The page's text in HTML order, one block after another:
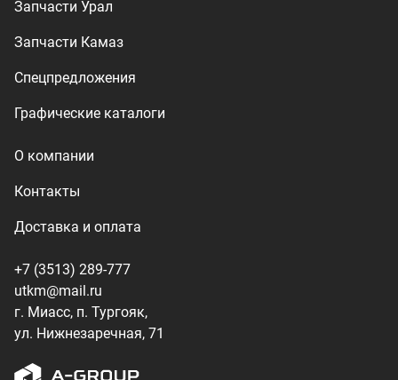
utkm@mail.ru
ул. Нижнезаречная, 71
Производство спецтехники
ООО «УралТехКом», 2026
Разработка — ALGUS